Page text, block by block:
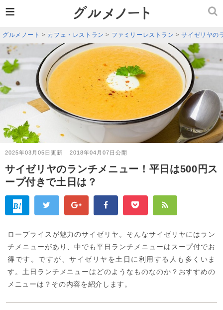
グルメノート > カフェ・レストラン > ファミリーレストラン >サイゼリヤの
2025年03月05日更新 2018年04月07日公開
サイゼリヤのランチメニュー！平日は500円ス
ープ付きで土日は？
ロープライスが魅力のサイゼリヤ。そんなサイゼリヤにはラン
チメニューがあり、中でも平日ランチメニューはスープ付でお
得です。ですが、サイゼリヤを土日に利用する人も多くいま
す。土日ランチメニューはどのようなものなのか？おすすめの
メニューは？その内容を紹介します。
≡